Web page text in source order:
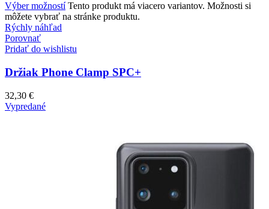
Výber možností Tento produkt má viacero variantov. Možnosti si
môžete vybrať na stránke produktu.
Rýchly náhľad
Porovnať
Pridať do wishlistu
Držiak Phone Clamp SPC+
32,30 €
Vypredané